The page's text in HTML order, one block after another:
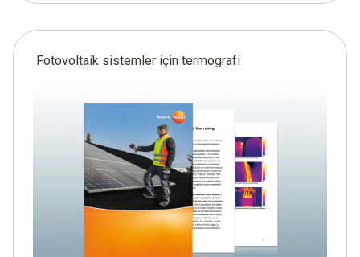
Fotovoltaik sistemler için termografi